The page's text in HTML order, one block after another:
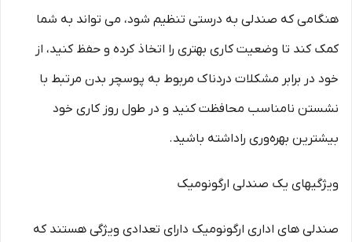
هنگامی که صندلی به درستی تنظیم شود، می تواند به شما
کمک کند تا وضعیت کاری بهتری را اتخاذ کرده و حفظ کنید، از
خود در برابر مشکلات دردناک مربوط به پوسچر بدن مرتبط با
نشستن نامناسب محافظت کنید و در طول روز کاری خود
بیشترین بهره‌وری راداشته باشید.
ویژگیهای یک صندلی ارگونومیک
صندلی های اداری ارگونومیک دارای تعدادی ویژگی هستند که